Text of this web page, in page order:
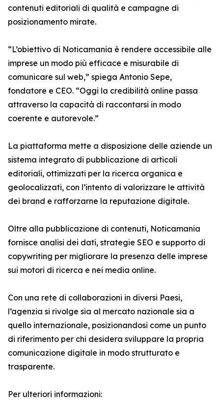
contenuti editoriali di qualità e campagne di
posizionamento mirate.
“L’obiettivo di Noticamania è rendere accessibile alle
imprese un modo più efficace e misurabile di
comunicare sul web,” spiega Antonio Sepe,
fondatore e CEO. “Oggi la credibilità online passa
attraverso la capacità di raccontarsi in modo
coerente e autorevole.”
La piattaforma mette a disposizione delle aziende un
sistema integrato di pubblicazione di articoli
editoriali, ottimizzati per la ricerca organica e
geolocalizzati, con l’intento di valorizzare le attività
dei brand e rafforzarne la reputazione digitale.
Oltre alla pubblicazione di contenuti, Noticamania
fornisce analisi dei dati, strategie SEO e supporto di
copywriting per migliorare la presenza delle imprese
sui motori di ricerca e nei media online.
Con una rete di collaborazioni in diversi Paesi,
l’agenzia si rivolge sia al mercato nazionale sia a
quello internazionale, posizionandosi come un punto
di riferimento per chi desidera sviluppare la propria
comunicazione digitale in modo strutturato e
trasparente.
Per ulteriori informazioni: